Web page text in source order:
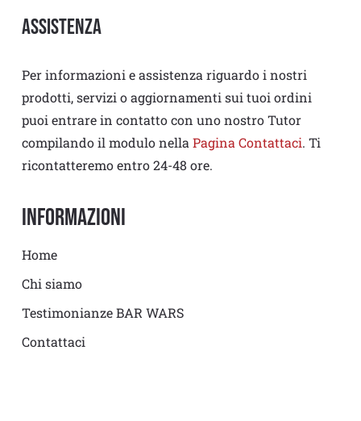
Assistenza
Per informazioni e assistenza riguardo i nostri
prodotti, servizi o aggiornamenti sui tuoi ordini
puoi entrare in contatto con uno nostro Tutor
compilando il modulo nella Pagina Contattaci. Ti
ricontatteremo entro 24-48 ore.
Informazioni
Home
Chi siamo
Testimonianze BAR WARS
Contattaci